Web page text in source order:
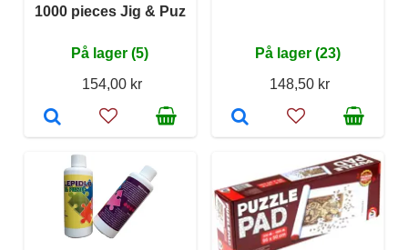
1000 pieces Jig & Puz
På lager (5)
154,00 kr
På lager (23)
148,50 kr